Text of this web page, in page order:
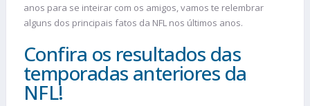
anos para se inteirar com os amigos, vamos te relembrar
alguns dos principais fatos da NFL nos últimos anos.
Confira os resultados das
temporadas anteriores da
NFL!